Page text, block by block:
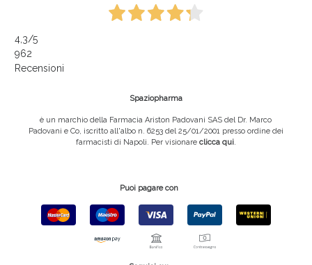
4,3/5
962
Recensioni
Spaziopharma
è un marchio della Farmacia Ariston Padovani SAS del Dr. Marco
Padovani e Co, iscritto all'albo n. 6253 del 25/01/2001 presso ordine dei
farmacisti di Napoli. Per visionare clicca qui.
Puoi pagare con